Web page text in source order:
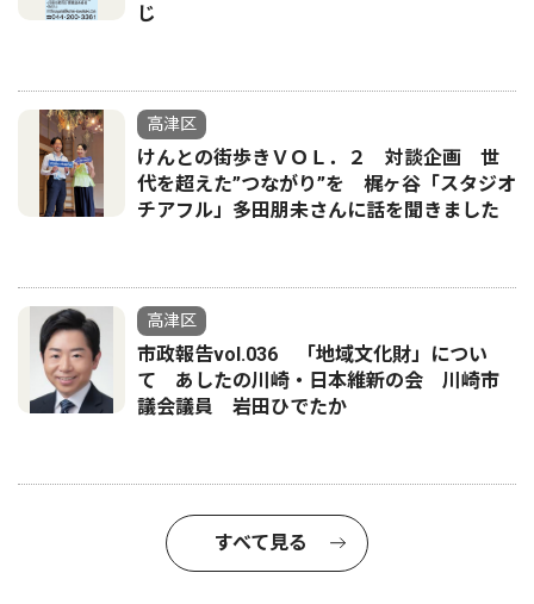
じ
高津区
けんとの街歩きＶＯＬ．２ 対談企画 世
代を超えた”つながり”を 梶ヶ谷「スタジオ
チアフル」多田朋未さんに話を聞きました
高津区
市政報告vol.036 「地域文化財」につい
て あしたの川崎・日本維新の会 川崎市
議会議員 岩田ひでたか
すべて見る